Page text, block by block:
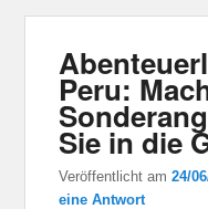
Peru:
Sie in die
Veröffentlicht am24/
eine Antwort